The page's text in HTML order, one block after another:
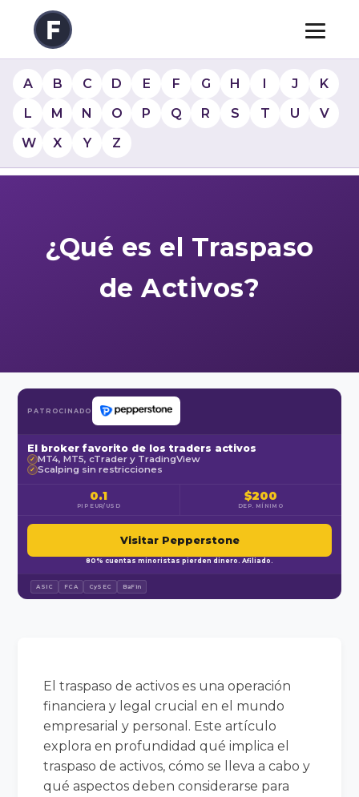
A B C D E F G H I J
K
L
M N O P Q R S T U
V
W
X Y Z
¿Qué es el Traspaso
de Activos?
PATROCINADO
El broker favorito de los traders activos
✓ MT4, MT5, cTrader y TradingView
✓ Scalping sin restricciones
0.1
PIP EUR/USD
$200
DEP. MÍNIMO
Visitar Pepperstone
80% cuentas minoristas pierden dinero. Afiliado.
ASIC FCA CySEC BaFin
El traspaso de activos es una operación
financiera y legal crucial en el mundo
empresarial y personal. Este artículo
explora en profundidad qué implica el
traspaso de activos, cómo se lleva a cabo y
qué aspectos deben considerarse para